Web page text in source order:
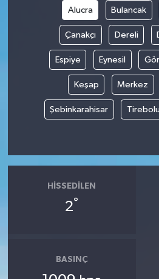
Alucra Bulancak
Çanakçı Dereli
Espiye Eynesil
Keşap Merkez
Şebinkarahisar
HISSEDILEN
2°
BASINÇ